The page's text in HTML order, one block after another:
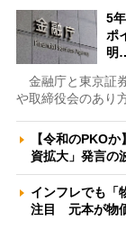
5
ポ
明
金融庁と東京証
や取締役会のあり
【令和のPKO
資拡大」発言
インフレでも「
注目 元本が物